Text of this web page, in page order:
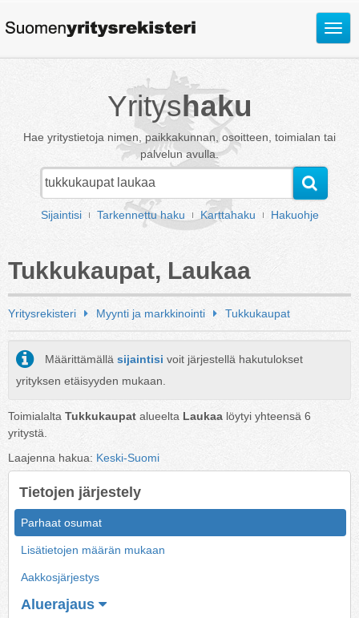
Avaa
Yrityshaku
Hae yritystietoja nimen, paikkakunnan, osoitteen, toimialan tai
palvelun avulla.
Sijaintisi Tarkennettu haku Karttahaku Hakuohje
Tukkukaupat, Laukaa
Yritysrekisteri Myynti ja markkinointi Tukkukaupat
Määrittämällä sijaintisi voit järjestellä hakutulokset
yrityksen etäisyyden mukaan.
Toimialalta Tukkukaupat alueelta Laukaa löytyi yhteensä 6
yritystä.
Laajenna hakua: Keski-Suomi
Tietojen järjestely
Parhaat osumat
Lisätietojen määrän mukaan
Aakkosjärjestys
Aluerajaus